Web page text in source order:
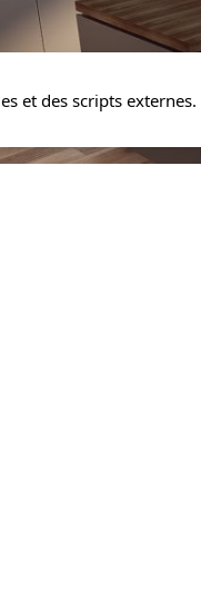
et des scripts externes.